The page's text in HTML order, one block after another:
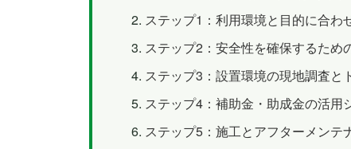
ステップ1：利用環境と目的に合わ
ステップ2：安全性を確保するため
ステップ3：設置環境の現地調査と
ステップ4：補助金・助成金の活用
ステップ5：施工とアフターメンテ